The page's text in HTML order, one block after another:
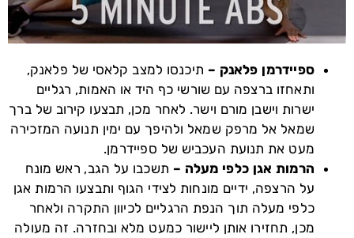
ספיידרמן פלאנק – תיכנסו למצב קלאסי של פלאנק,
ותאחזו ברצפה עם שורשי כף היד או האמות, רגליים
ישרות וישבן מורם וישר. לאחר מכן, תבצעו קירוב של ברך
שמאל אל מרפק שמאל ולהיפך עם ימין תנועה המזכירה
מעט את תנועת העכביש של ספיידרמן.
הרמות אגן כלפי מעלה – תשכבו על הגב, ראש מונח
על הרצפה, ידיים מונחות לצידי הגוף ותבצעו הרמות אגן
כלפי מעלה תוך הנפת הרגליים לכיוון התקרה ולאחר
מכן, תחזירו אותן ליישור כמעט מלא ובחזרה. זה מעולה